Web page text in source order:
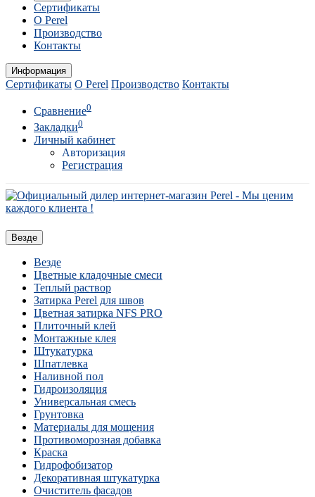
Сертификаты
О Perel
Производство
Контакты
Информация
Сертификаты О Perel Производство Контакты
Сравнение0
Закладки0
Личный кабинет
Авторизация
Регистрация
Везде
Везде
Цветные кладочные смеси
Теплый раствор
Затирка Perel для швов
Цветная затирка NFS PRO
Плиточный клей
Монтажные клея
Штукатурка
Шпатлевка
Наливной пол
Гидроизоляция
Универсальная смесь
Грунтовка
Материалы для мощения
Противоморозная добавка
Краска
Гидрофобизатор
Декоративная штукатурка
Очиститель фасадов